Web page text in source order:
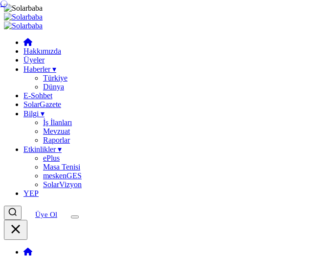
Hakkımızda
Üyeler
Haberler▾
Türkiye
Dünya
E-Sohbet
SolarGazete
Bilgi ▾
İş İlanları
Mevzuat
Raporlar
Etkinlikler▾
ePlus
Masa Tenisi
meskenGES
SolarVizyon
YEP
Üye Ol